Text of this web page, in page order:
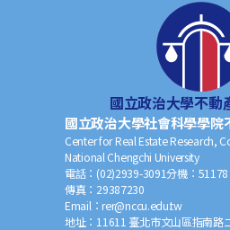
國立政治大學不動
國立政治大學社會科學學院
Center for Real Estate Research,
National Chengchi University
電話： (02)2939-3091分機： 51178
傳真： 29387230
Email：rer@nccu.edu.tw
地址： 11611 臺北市文山區指南路